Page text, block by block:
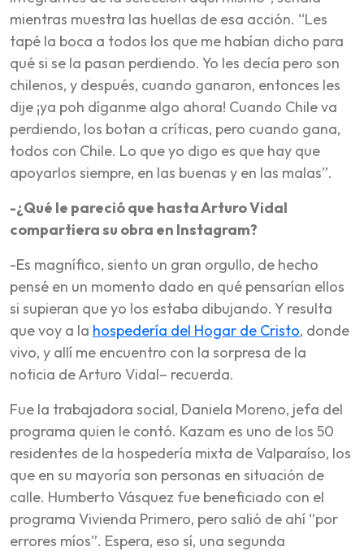
mientras muestra las huellas de esa acción. “Les
tapé la boca a todos los que me habían dicho para
qué si se la pasan perdiendo. Yo les decía pero son
chilenos, y después, cuando ganaron, entonces les
dije ¡ya poh díganme algo ahora! Cuando Chile va
perdiendo, los botan a críticas, pero cuando gana,
todos con Chile. Lo que yo digo es que hay que
apoyarlos siempre, en las buenas y en las malas”.
-¿Qué le pareció que hasta Arturo Vidal
compartiera su obra en Instagram?
-Es magnífico, siento un gran orgullo, de hecho
pensé en un momento dado en qué pensarían ellos
si supieran que yo los estaba dibujando. Y resulta
que voy a la hospedería del Hogar de Cristo, donde
vivo, y allí me encuentro con la sorpresa de la
noticia de Arturo Vidal– recuerda.
Fue la trabajadora social, Daniela Moreno, jefa del
programa quien le contó. Kazam es uno de los 50
residentes de la hospedería mixta de Valparaíso, los
que en su mayoría son personas en situación de
calle. Humberto Vásquez fue beneficiado con el
programa Vivienda Primero, pero salió de ahí “por
errores míos”. Espera, eso sí, una segunda